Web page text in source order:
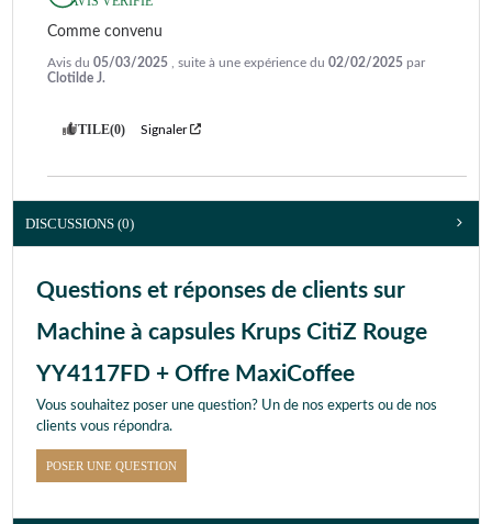
Comme convenu
Avis du 05/03/2025 , suite à une expérience du 02/02/2025 par
Clotilde J.
UTILE(0) Signaler
DISCUSSIONS (0)
Questions et réponses de clients sur
Machine à capsules Krups CitiZ Rouge
YY4117FD + Offre MaxiCoffee
Vous souhaitez poser une question? Un de nos experts ou de nos
clients vous répondra.
POSER UNE QUESTION